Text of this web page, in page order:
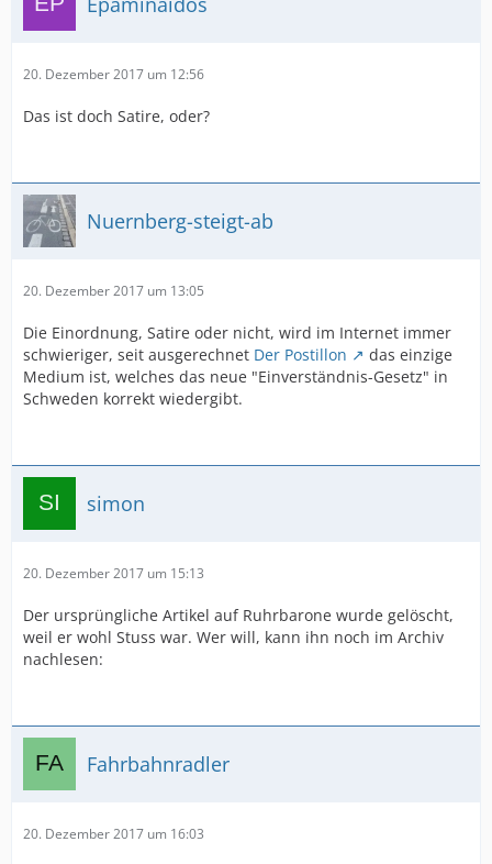
20. Dezember 2017 um 12:56
Das ist doch Satire, oder?
Nuernberg-steigt-ab
20. Dezember 2017 um 13:05
Die Einordnung, Satire oder nicht, wird im Internet immer
schwieriger, seit ausgerechnet Der Postillon
das einzige
Medium ist, welches das neue "Einverständnis-Gesetz" in
Schweden korrekt wiedergibt.
simon
20. Dezember 2017 um 15:13
Der ursprüngliche Artikel auf Ruhrbarone wurde gelöscht,
weil er wohl Stuss war. Wer will, kann ihn noch im Archiv
nachlesen:
Fahrbahnradler
20. Dezember 2017 um 16:03